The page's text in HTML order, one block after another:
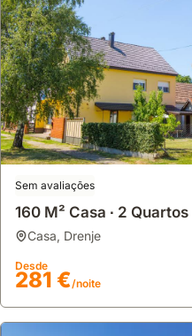
Sem avaliações
160 M² Casa ∙ 2
casa, Drenje
Desde
281 €/noite